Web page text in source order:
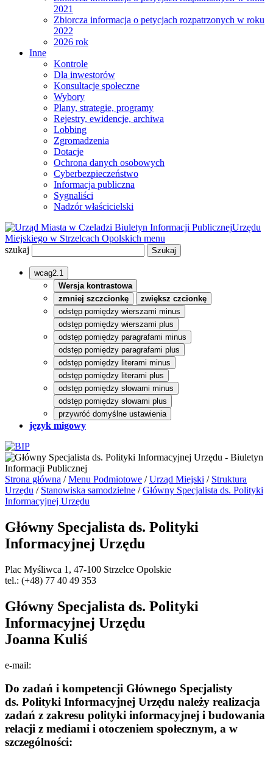
2021
Zbiorcza informacja o petycjach rozpatrzonych w roku
2022
2026 rok
Inne
Kontrole
Dla inwestorów
Konsultacje społeczne
Wybory
Plany, strategie, programy
Rejestry, ewidencje, archiwa
Lobbing
Zgromadzenia
Dotacje
Ochrona danych osobowych
Cyberbezpieczeństwo
Informacja publiczna
Sygnaliści
Nadzór właścicielski
Biuletyn Informacji PublicznejUrzędu
Miejskiego w Strzelcach Opolskich menu
szukaj
wcag2.1
Wersja kontrastowa
zmniej szczcionkę
zwiększ czcionkę
odstęp pomiędzy wierszami minus
odstęp pomiędzy wierszami plus
odstęp pomiędzy paragrafami minus
odstęp pomiędzy paragrafami plus
odstęp pomiędzy literami minus
odstęp pomiędzy literami plus
odstęp pomiędzy słowami minus
odstęp pomiędzy słowami plus
przywróć domyślne ustawienia
język migowy
Strona główna /Menu Podmiotowe /Urząd Miejski / Struktura
Urzędu / Stanowiska samodzielne /Główny Specjalista ds. Polityki
Informacyjnej Urzędu
Główny Specjalista ds. Polityki
Informacyjnej Urzędu
Plac Myśliwca 1, 47-100 Strzelce Opolskie
tel.: (+48) 77 40 49 353
Główny Specjalista ds. Polityki
Informacyjnej Urzędu
Joanna Kuliś
e-mail:
Do zadań i kompetencji Głównego Specjalisty
ds. Polityki Informacyjnej Urzędu należy realizacja
zadań z zakresu polityki informacyjnej i budowania
relacji z mediami i otoczeniem społecznym, a w
szczególności: